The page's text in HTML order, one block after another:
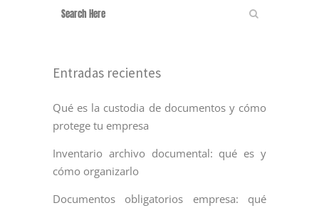
Entradas recientes
Qué es la custodia de documentos y cómo
protege tu empresa
Inventario archivo documental: qué es y
cómo organizarlo
Documentos obligatorios empresa: qué